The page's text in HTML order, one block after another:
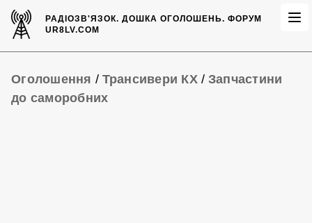
РАДІОЗВ'ЯЗОК.ДОШКА ОГОЛОШЕНЬ. ФОРУМ
UR8LV.COM
Оголошення / Трансивери КХ/ Запчастини
до саморобних